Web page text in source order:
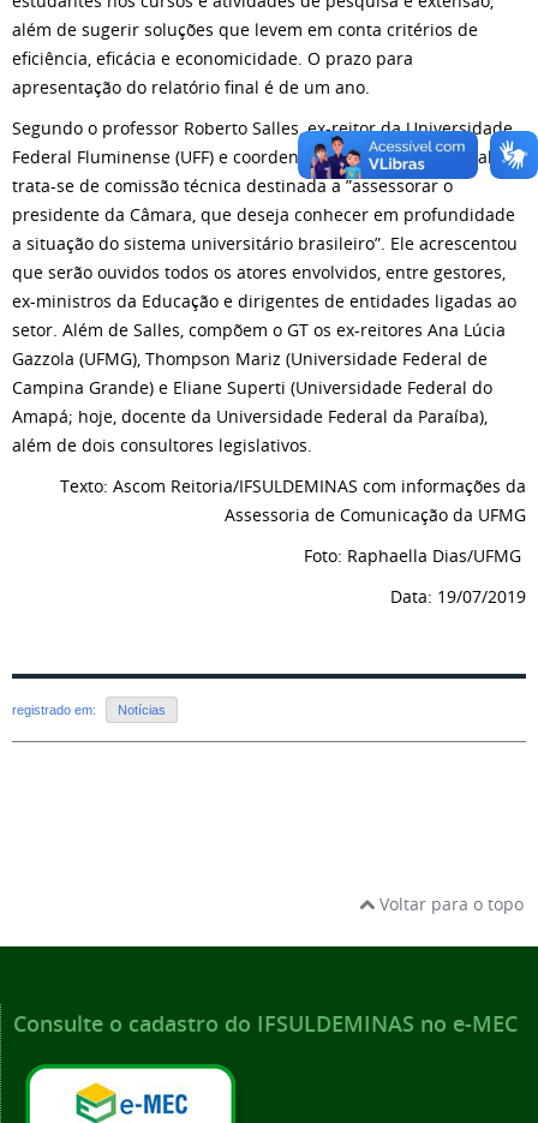
além de sugerir soluções que levem em conta critérios de
eficiência, eficácia e economicidade. O prazo para
apresentação do relatório final é de um ano.
Segundo o professor Roberto Salles, ex-reitor da Universidade
Federal Fluminense (UFF) e coordenador do grupo de trabalho,
trata-se de comissão técnica destinada a ”assessorar o
presidente da Câmara, que deseja conhecer em profundidade
a situação do sistema universitário brasileiro”. Ele acrescentou
que serão ouvidos todos os atores envolvidos, entre gestores,
ex-ministros da Educação e dirigentes de entidades ligadas ao
setor. Além de Salles, compõem o GT os ex-reitores Ana Lúcia
Gazzola (UFMG), Thompson Mariz (Universidade Federal de
Campina Grande) e Eliane Superti (Universidade Federal do
Amapá; hoje, docente da Universidade Federal da Paraíba),
além de dois consultores legislativos.
Texto: Ascom Reitoria/IFSULDEMINAS com informações da
Assessoria de Comunicação da UFMG
Foto: Raphaella Dias/UFMG
Data: 19/07/2019
registrado em: Notícias
Voltar para o topo
Consulte o cadastro do IFSULDEMINAS no e-MEC